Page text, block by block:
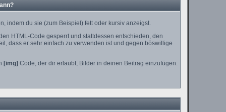
indem du sie (zum Beispiel) fett oder kursiv anzeigst.
HTML-Code gesperrt und stattdessen entschieden, den
dass er sehr einfach zu verwenden ist und gegen böswillige
[img] Code, der dir erlaubt, Bilder in deinen Beitrag einzufügen.